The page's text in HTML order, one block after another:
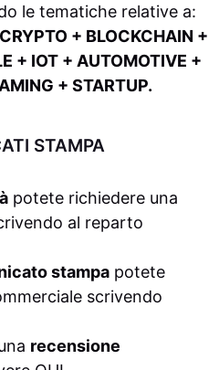
le tematiche relative a:
+ BLOCKCHAIN +
+ IOT + AUTOMOTIVE +
+ STARTUP.
STAMPA
potete richiedere una
al reparto
stampa potete
scrivendo
recensione